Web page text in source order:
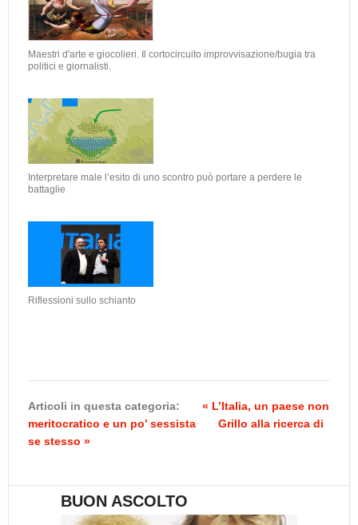
Maestri d'arte e giocolieri. Il cortocircuito improvvisazione/bugia tra
politici e giornalisti.
Interpretare male l’esito di uno scontro può portare a perdere le
battaglie
Riflessioni sullo schianto
Articoli in questa categoria:
« L’Italia, un paese non
meritocratico e un po’ sessista
Grillo alla ricerca di
se stesso »
BUON ASCOLTO